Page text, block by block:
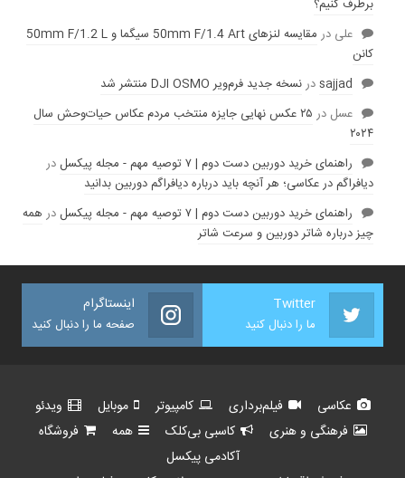
برطرف کنیم؟
علی در
مقایسه لنز‌های 50mm F/1.4 Art سیگما و 50mm F/1.2 L
کانن
sajjadدرنسخه جدید فرم‌ویر DJI OSMO منتشر شد
عسل در
۲۵ عکس نهایی جایزه منتخب مردم عکاس حیات‌وحش سال
۲۰۲۴
راهنمای خرید دوربین دست دوم | ۷ توصیه مهم - مجله پیکسل
در
دیافراگم در عکاسی؛ هر آنچه باید درباره دیافراگم دوربین بدانید
راهنمای خرید دوربین دست دوم | ۷ توصیه مهم - مجله پیکسل
در همه
چیز درباره شاتر دوربین و سرعت شاتر
Twitter
ما را دنبال کنید
اینستاگرام
صفحه ما را دنبال کنید
عکاسی فیلم‌برداری کامپیوتر موبایل
ویدئو
فرهنگی و هنری
کاسبی بی‌کلک همه
فروشگاه
آکادمی پیکسل